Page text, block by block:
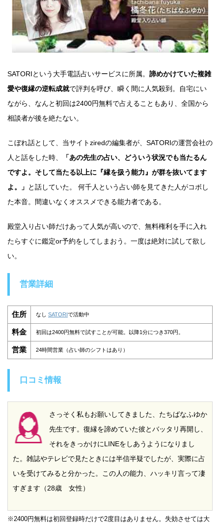
SATORIという大手電話占いサービスに所属。 諦めかけていた複雑
愛や復縁の逆転成就で評判を呼び、瞬く間に人気殺到。自宅にい
ながら、なんと初回は2400円無料で占えることもあり、全国から
相談者が後を絶たない。
こぼれ話として、当サイトziredの編集者が、SATORIの運営会社の
人と話をした時、
「あの先生の占い、どういう状況でも当たるん
ですよ。そして当たる以上に『縁を扱う能力』が群を抜いてます
よ。」 と話していた。 何千人という占い師を見てきた人がコボし
た本音。間違いなくオススメできる能力者である。
殿堂入り占い師だけあって人気が高いので、無料権利を手に入れ
たらすぐに鑑定or予約をしてしまおう。一度は絶対に試して欲し
い。
営業詳細
住所 なし SATORIで活動中
料金 初回は2400円無料で試すことが可能。以降1分につき370円。
営業 24時間営業（占い師のシフトはあり）
口コミ情報
さっそく私もお願いしてきました、たちばなふゆか
先生です。復縁を諦めていた彼とバッタリ再開し、
それをきっかけにLINEをしあうようになりまし
た。雑誌やテレビで見たときには半信半疑でしたが、実際に占
いを受けてみると分かった。この人の能力、ハッキリ言って凄
すぎます（28歳 女性）
※2400円無料は初回登録時だけで2度目はありません。失効させては大